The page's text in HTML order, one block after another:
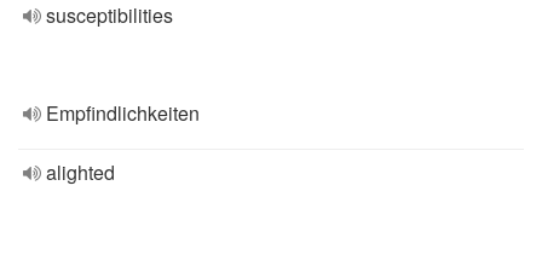
susceptibilities
Empfindlichkeiten
alighted